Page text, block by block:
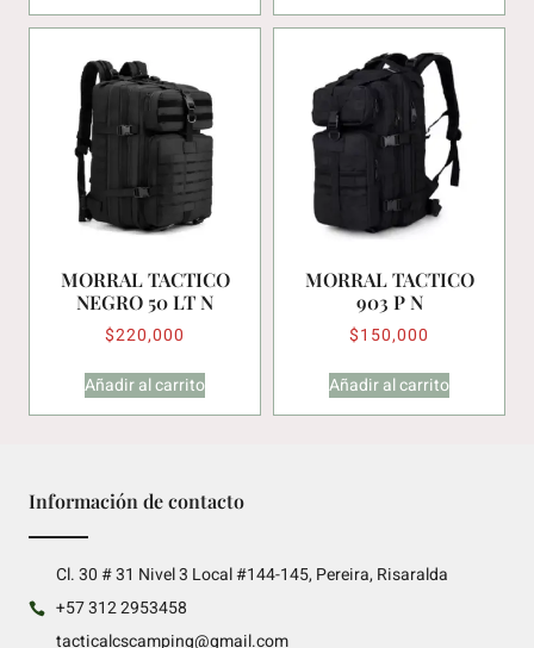
MORRAL TACTICO
NEGRO 50 LT N
$220,000
Añadir al carrito
MORRAL TACTICO
903 P N
$150,000
Añadir al carrito
Información de contacto
Cl. 30 # 31 Nivel 3 Local #144-145, Pereira, Risaralda
+57 312 2953458
tacticalcscamping@gmail.com